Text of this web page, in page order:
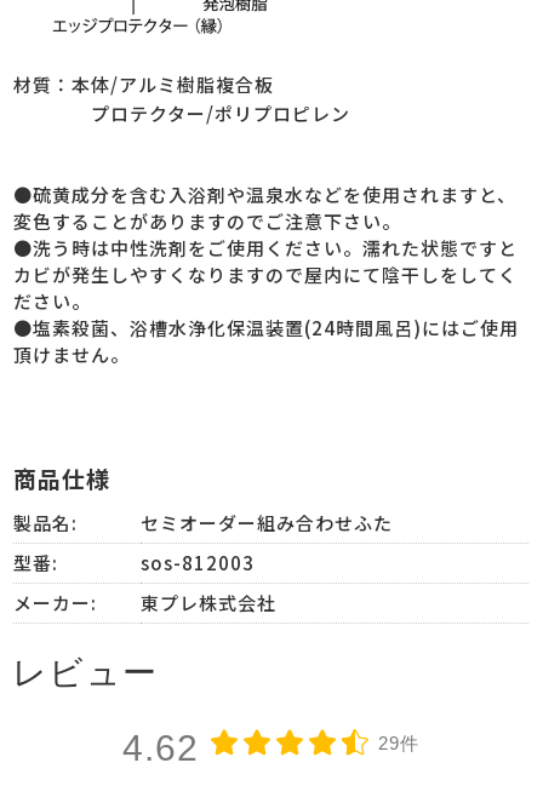
材質：本体/アルミ樹脂複合板
プロテクター/ポリプロピレン
●硫黄成分を含む入浴剤や温泉水などを使用されますと、
変色することがありますのでご注意下さい。
●洗う時は中性洗剤をご使用ください。濡れた状態ですと
カビが発生しやすくなりますので屋内にて陰干しをしてく
ださい。
●塩素殺菌、浴槽水浄化保温装置(24時間風呂)にはご使用
頂けません。
商品仕様
製品名:
セミオーダー組み合わせふた
型番:
sos-812003
メーカー:
東プレ株式会社
レビュー
4.62 29件